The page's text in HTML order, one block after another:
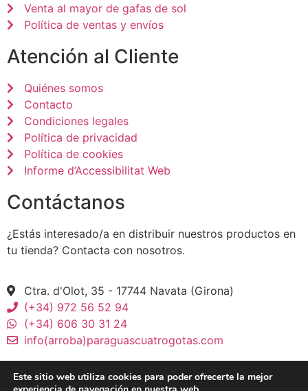
Venta al mayor de gafas de sol
Política de ventas y envíos
Atención al Cliente
Quiénes somos
Contacto
Condiciones legales
Política de privacidad
Política de cookies
Informe d’Accessibilitat Web
Contáctanos
¿Estás interesado/a en distribuir nuestros productos en
tu tienda? Contacta con nosotros.
Ctra. d'Olot, 35 - 17744 Navata (Girona)
(+34) 972 56 52 94
(+34) 606 30 31 24
info(arroba)paraguascuatrogotas.com
Este sitio web utiliza cookies para poder ofrecerte la mejor